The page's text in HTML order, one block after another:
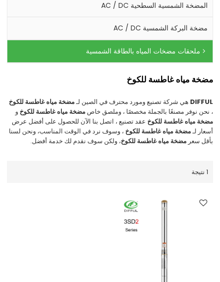
المضخة الشمسية السطحية AC / DC
مضخة البركة الشمسية AC / DC
ملحقات مضخات المياه بالطاقة الشمسية
مضخة مياه غاطسة للكوخ
DIFFUL هي شركة تصنيع ومورد محترف في الصين لـمضخة مياه غاطسة للكوخ
، نحن نوفر مصنعًا بالجملة مخصصًا ، وملصق خاصمضخة مياه غاطسة للكوخ و
مضخة مياه غاطسة للكوخ عقد تصنيع ، اتصل بنا الآن للحصول على أفضل عرض
أسعار لـمضخة مياه غاطسة للكوخ ، وسوف نرد في الوقت المناسب، ونحن لسنا
بأقل سعرمضخة مياه غاطسة للكوخ، ولكن سوف نقدم لك خدمة أفضل.
1 نتيجة